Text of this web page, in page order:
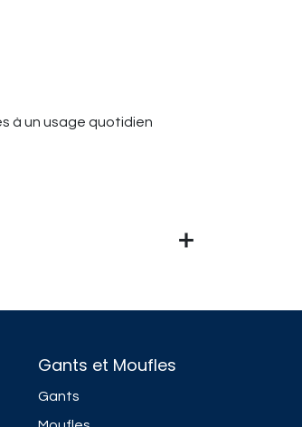
à un usage quotidien
Gants et Moufles
Gants